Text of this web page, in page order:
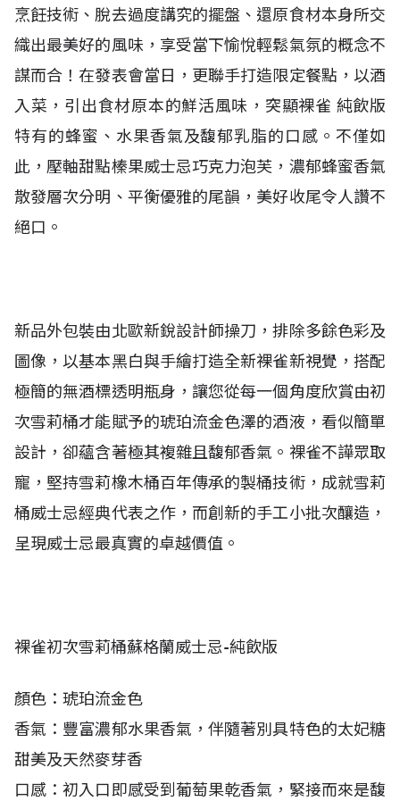
烹飪技術、脫去過度講究的擺盤、還原食材本身所交
織出最美好的風味，享受當下愉悅輕鬆氣氛的概念不
謀而合！在發表會當日，更聯手打造限定餐點，以酒
入菜，引出食材原本的鮮活風味，突顯裸雀 純飲版
特有的蜂蜜、水果香氣及馥郁乳脂的口感。不僅如
此，壓軸甜點榛果威士忌巧克力泡芙，濃郁蜂蜜香氣
散發層次分明、平衡優雅的尾韻，美好收尾令人讚不
絕口。
新品外包裝由北歐新銳設計師操刀，排除多餘色彩及
圖像，以基本黑白與手繪打造全新裸雀新視覺，搭配
極簡的無酒標透明瓶身，讓您從每一個角度欣賞由初
次雪莉桶才能賦予的琥珀流金色澤的酒液，看似簡單
設計，卻蘊含著極其複雜且馥郁香氣。裸雀不譁眾取
寵，堅持雪莉橡木桶百年傳承的製桶技術，成就雪莉
桶威士忌經典代表之作，而創新的手工小批次釀造，
呈現威士忌最真實的卓越價值。
裸雀初次雪莉桶蘇格蘭威士忌-純飲版
顏色：琥珀流金色
香氣：豐富濃郁水果香氣，伴隨著別具特色的太妃糖
甜美及天然麥芽香
口感：初入口即感受到葡萄果乾香氣，緊接而來是馥